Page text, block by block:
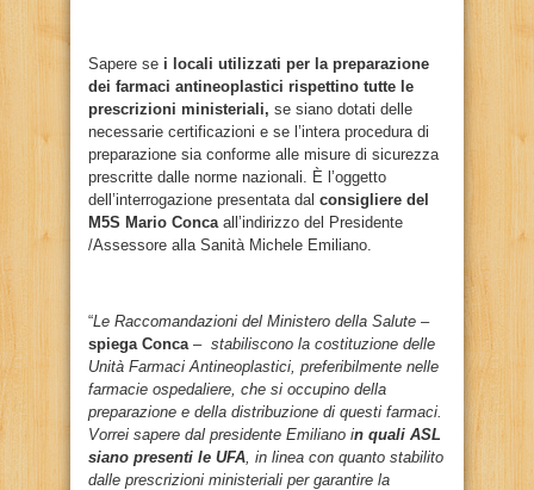
Sapere se i locali utilizzati per la preparazione
dei farmaci antineoplastici rispettino tutte le
prescrizioni ministeriali, se siano dotati delle
necessarie certificazioni e se l’intera procedura di
preparazione sia conforme alle misure di sicurezza
prescritte dalle norme nazionali. È l’oggetto
dell’interrogazione presentata dal consigliere del
M5S Mario Conca all’indirizzo del Presidente
/Assessore alla Sanità Michele Emiliano.
“Le Raccomandazioni del Ministero della Salute –
spiega Conca – stabiliscono la costituzione delle
Unità Farmaci Antineoplastici, preferibilmente nelle
farmacie ospedaliere, che si occupino della
preparazione e della distribuzione di questi farmaci.
Vorrei sapere dal presidente Emiliano in quali ASL
siano presenti le UFA , in linea con quanto stabilito
dalle prescrizioni ministeriali per garantire la